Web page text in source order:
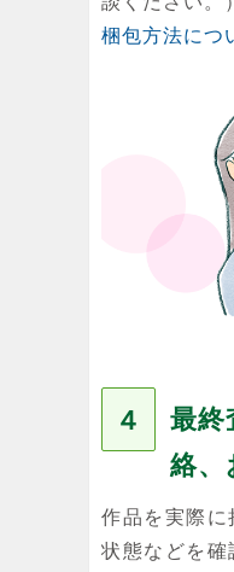
梱包方法につ
４
最終
絡、
作品を実際に
状態などを確